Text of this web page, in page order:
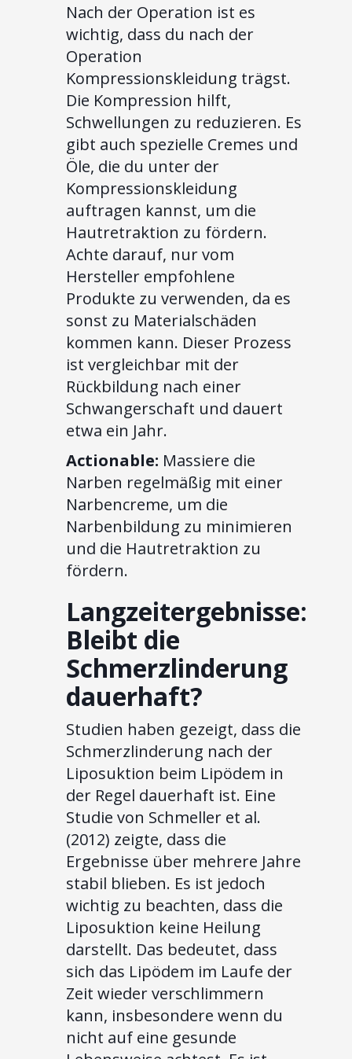
Nach der Operation ist es
wichtig, dass du nach der
Operation
Kompressionskleidung trägst.
Die Kompression hilft,
Schwellungen zu reduzieren. Es
gibt auch spezielle Cremes und
Öle, die du unter der
Kompressionskleidung
auftragen kannst, um die
Hautretraktion zu fördern.
Achte darauf, nur vom
Hersteller empfohlene
Produkte zu verwenden, da es
sonst zu Materialschäden
kommen kann. Dieser Prozess
ist vergleichbar mit der
Rückbildung nach einer
Schwangerschaft und dauert
etwa ein Jahr.
Actionable: Massiere die
Narben regelmäßig mit einer
Narbencreme, um die
Narbenbildung zu minimieren
und die Hautretraktion zu
fördern.
Langzeitergebnisse:
Bleibt die
Schmerzlinderung
dauerhaft?
Studien haben gezeigt, dass die
Schmerzlinderung nach der
Liposuktion beim Lipödem in
der Regel dauerhaft ist. Eine
Studie von Schmeller et al.
(2012) zeigte, dass die
Ergebnisse über mehrere Jahre
stabil blieben. Es ist jedoch
wichtig zu beachten, dass die
Liposuktion keine Heilung
darstellt. Das bedeutet, dass
sich das Lipödem im Laufe der
Zeit wieder verschlimmern
kann, insbesondere wenn du
nicht auf eine gesunde